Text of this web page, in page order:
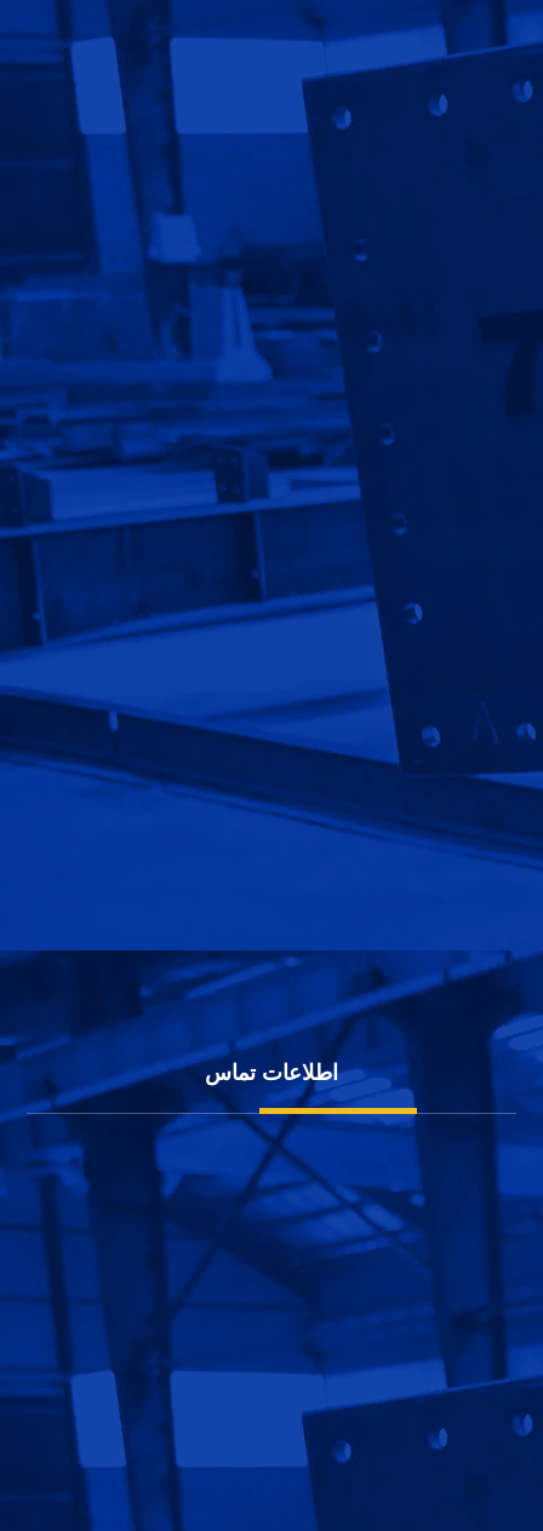
قیمت سوله
ارتباط با ما
گالری تصاویر
پروژه ها
سوالات متداول
قوانین و مقررات
استخدام
سوله صنعتی
کاربرد سوله
شناخت انواع سوله
حریم خصوصی کاربران
اطلاعات تماس
شهرک صنعتی بزرگ اصفهان، کارآفرینان 10
60 11111 0913
info@jahansoleh.com